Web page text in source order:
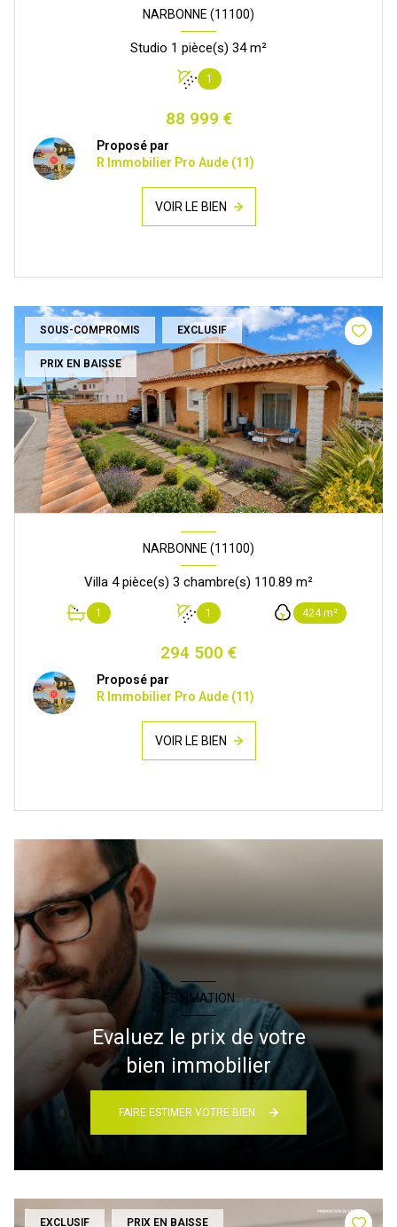
NARBONNE (11100)
Studio 1 pièce(s) 34 m²
1
88 999 €
Proposé par
R Immobilier Pro Aude (11)
VOIR LE BIEN
SOUS-COMPROMIS EXCLUSIF
PRIX EN BAISSE
NARBONNE (11100)
Villa 4 pièce(s) 3 chambre(s) 110.89 m²
1 1 424 m²
294 500 €
Proposé par
R Immobilier Pro Aude (11)
VOIR LE BIEN
ESTIMATION
Evaluez le prix de votre
bien immobilier
FAIRE ESTIMER VOTRE BIEN
EXCLUSIF PRIX EN BAISSE